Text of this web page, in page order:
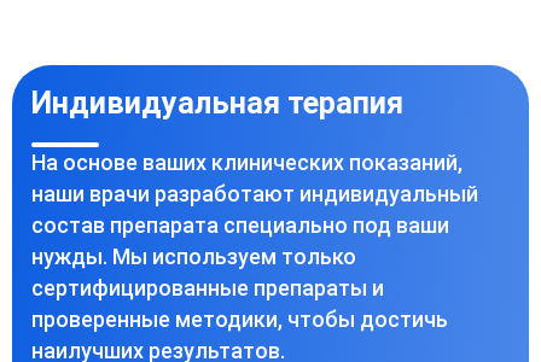
Индивидуальная терапия
На основе ваших клинических показаний,
наши врачи разработают индивидуальный
состав препарата специально под ваши
нужды. Мы используем только
сертифицированные препараты и
проверенные методики, чтобы достичь
наилучших результатов.